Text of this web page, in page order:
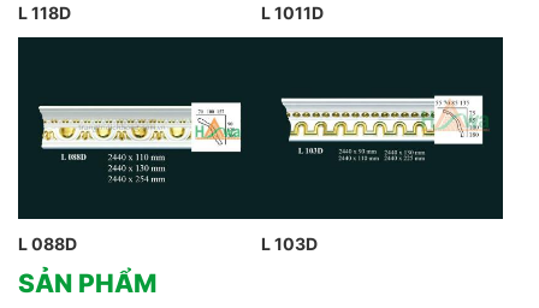
L 118D L 1011D
L 088D L 103D
SẢN PHẨM